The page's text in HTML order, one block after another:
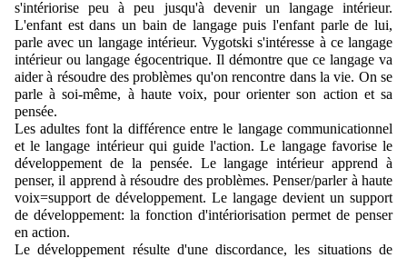
L'enfant est dans un bain de langage puis l'enfant parle de lui,
parle avec un langage intérieur. Vygotski s'intéresse à ce langage
intérieur ou langage égocentrique. Il démontre que ce langage va
aider à résoudre des problèmes qu'on rencontre dans la vie. On se
parle à soi-même, à haute voix, pour orienter son action et sa
pensée.
Les adultes font la différence entre le langage communicationnel
et le langage intérieur qui guide l'action. Le langage favorise le
développement de la pensée. Le langage intérieur apprend à
penser, il apprend à résoudre des problèmes. Penser/parler à haute
voix=support de développement. Le langage devient un support
de développement: la fonction d'intériorisation permet de penser
en action.
Le développement résulte d'une discordance, les situations de